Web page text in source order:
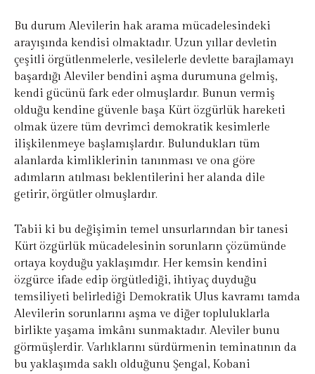
Bu durum Alevilerin hak arama mücadelesindeki
arayışında kendisi olmaktadır. Uzun yıllar devletin
çeşitli örgütlenmelerle, vesilelerle devlette barajlamayı
başardığı Aleviler bendini aşma durumuna gelmiş,
kendi gücünü fark eder olmuşlardır. Bunun vermiş
olduğu kendine güvenle başa Kürt özgürlük hareketi
olmak üzere tüm devrimci demokratik kesimlerle
ilişkilenmeye başlamışlardır. Bulundukları tüm
alanlarda kimliklerinin tanınması ve ona göre
adımların atılması beklentilerini her alanda dile
getirir, örgütler olmuşlardır.
Tabii ki bu değişimin temel unsurlarından bir tanesi
Kürt özgürlük mücadelesinin sorunların çözümünde
ortaya koyduğu yaklaşımdır. Her kemsin kendini
özgürce ifade edip örgütlediği, ihtiyaç duyduğu
temsiliyeti belirlediği Demokratik Ulus kavramı tamda
Alevilerin sorunlarını aşma ve diğer topluluklarla
birlikte yaşama imkânı sunmaktadır. Aleviler bunu
görmüşlerdir. Varlıklarını sürdürmenin teminatının da
bu yaklaşımda saklı olduğunu Şengal, Kobani